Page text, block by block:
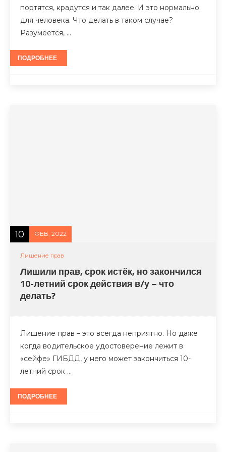
портятся, крадутся и так далее. И это нормально
для человека. Что делать в таком случае?
Разумеется, …
ПОДРОБНЕЕ
10 ФЕВ, 2022
Лишение прав
Лишили прав, срок истёк, но закончился
10-летний срок действия в/у – что
делать?
Лишение прав – это всегда неприятно. Но даже
когда водительское удостоверение лежит в
«сейфе» ГИБДД, у него может закончиться 10-
летний срок …
ПОДРОБНЕЕ